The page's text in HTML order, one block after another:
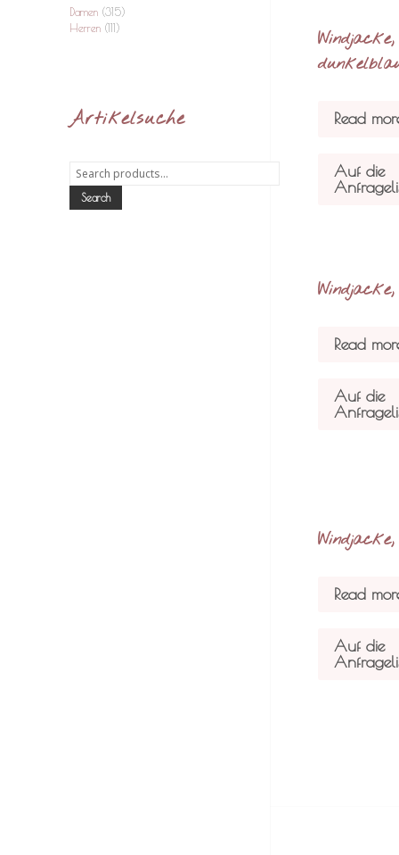
Damen (315)
Herren (111)
Artikelsuche
Search
for:
Search
Windjacke,
Read
Auf die
Read
Auf die
Read
Auf die